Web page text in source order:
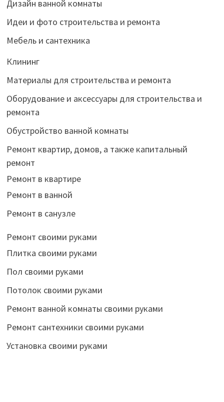
Дизайн ванной комнаты
Идеи и фото строительства и ремонта
Мебель и сантехника
Клининг
Материалы для строительства и ремонта
Оборудование и аксессуары для строительства и
ремонта
Обустройство ванной комнаты
Ремонт квартир, домов, а также капитальный
ремонт
Ремонт в квартире
Ремонт в ванной
Ремонт в санузле
Ремонт своими руками
Плитка своими руками
Пол своими руками
Потолок своими руками
Ремонт ванной комнаты своими руками
Ремонт сантехники своими руками
Установка своими руками